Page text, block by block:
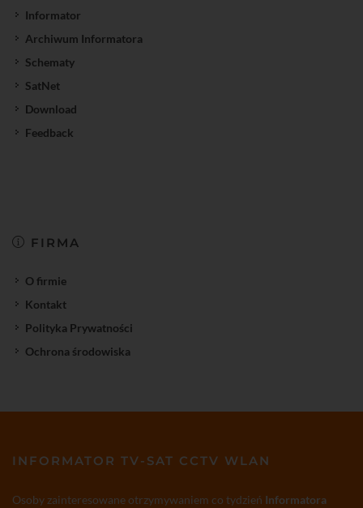
Informator
Archiwum Informatora
Schematy
SatNet
Download
Feedback
FIRMA
O firmie
Kontakt
Polityka Prywatności
Ochrona środowiska
INFORMATOR TV-SAT CCTV WLAN
Osoby zainteresowane otrzymywaniem co tydzień Informatora